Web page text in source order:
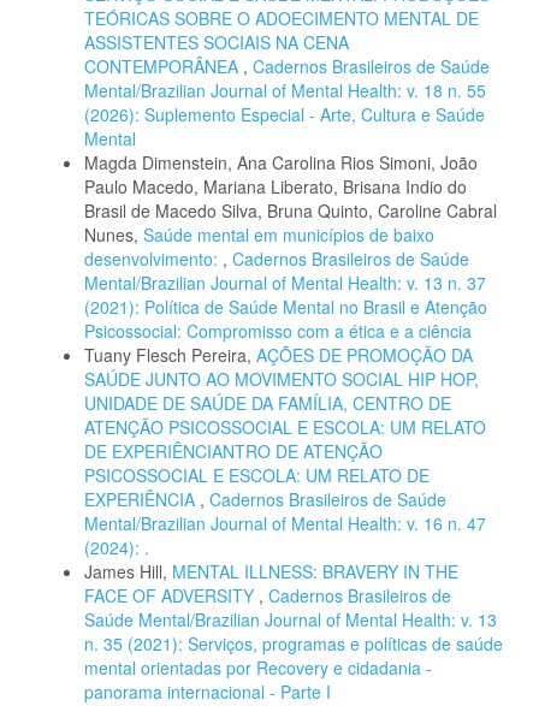
TEÓRICAS SOBRE O ADOECIMENTO MENTAL DE
ASSISTENTES SOCIAIS NA CENA
CONTEMPORÂNEA , Cadernos Brasileiros de Saúde
Mental/Brazilian Journal of Mental Health: v. 18 n. 55
(2026): Suplemento Especial - Arte, Cultura e Saúde
Mental
Magda Dimenstein, Ana Carolina Rios Simoni, João
Paulo Macedo, Mariana Liberato, Brisana Indio do
Brasil de Macedo Silva, Bruna Quinto, Caroline Cabral
Nunes, Saúde mental em municípios de baixo
desenvolvimento: , Cadernos Brasileiros de Saúde
Mental/Brazilian Journal of Mental Health: v. 13 n. 37
(2021): Política de Saúde Mental no Brasil e Atenção
Psicossocial: Compromisso com a ética e a ciência
Tuany Flesch Pereira, AÇÕES DE PROMOÇÃO DA
SAÚDE JUNTO AO MOVIMENTO SOCIAL HIP HOP,
UNIDADE DE SAÚDE DA FAMÍLIA, CENTRO DE
ATENÇÃO PSICOSSOCIAL E ESCOLA: UM RELATO
DE EXPERIÊNCIANTRO DE ATENÇÃO
PSICOSSOCIAL E ESCOLA: UM RELATO DE
EXPERIÊNCIA , Cadernos Brasileiros de Saúde
Mental/Brazilian Journal of Mental Health: v. 16 n. 47
(2024): .
James Hill, MENTAL ILLNESS: BRAVERY IN THE
FACE OF ADVERSITY , Cadernos Brasileiros de
Saúde Mental/Brazilian Journal of Mental Health: v. 13
n. 35 (2021): Serviços, programas e políticas de saúde
mental orientadas por Recovery e cidadania -
panorama internacional - Parte I